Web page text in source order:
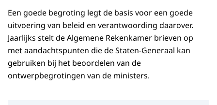
Een goede begroting legt de basis voor een goede
uitvoering van beleid en verantwoording daarover.
Jaarlijks stelt de Algemene Rekenkamer brieven op
met aandachtspunten die de Staten-Generaal kan
gebruiken bij het beoordelen van de
ontwerpbegrotingen van de ministers.